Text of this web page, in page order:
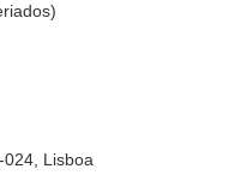
024, Lisboa